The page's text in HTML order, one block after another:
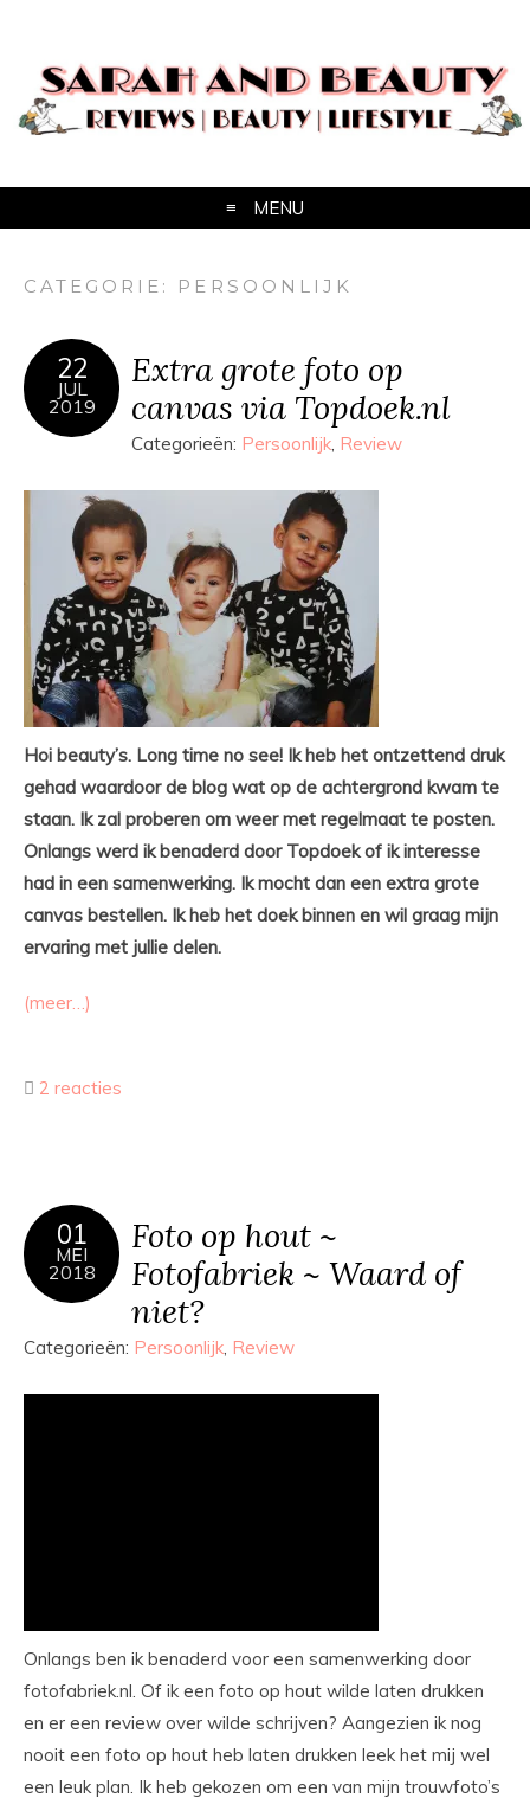
MENU
CATEGORIE: PERSOONLIJK
22
JUL
2019
Extra grote foto op
canvas via Topdoek.nl
Categorieën: Persoonlijk, Review
Hoi beauty’s. Long time no see! Ik heb het ontzettend druk
gehad waardoor de blog wat op de achtergrond kwam te
staan. Ik zal proberen om weer met regelmaat te posten.
Onlangs werd ik benaderd door Topdoek of ik interesse
had in een samenwerking. Ik mocht dan een extra grote
canvas bestellen. Ik heb het doek binnen en wil graag mijn
ervaring met jullie delen.
(meer…)
2 reacties
01
MEI
2018
Foto op hout ~
Fotofabriek ~ Waard of
niet?
Categorieën: Persoonlijk, Review
Onlangs ben ik benaderd voor een samenwerking door
fotofabriek.nl. Of ik een foto op hout wilde laten drukken
en er een review over wilde schrijven? Aangezien ik nog
nooit een foto op hout heb laten drukken leek het mij wel
een leuk plan. Ik heb gekozen om een van mijn trouwfoto’s